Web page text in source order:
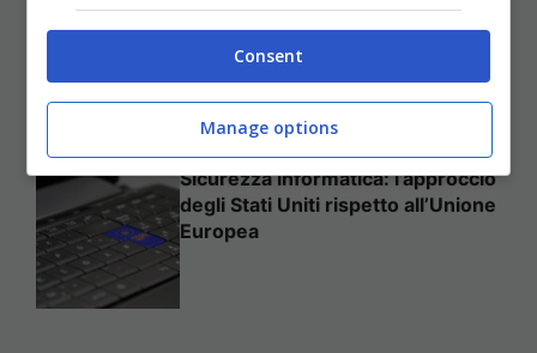
proprio sito web
Sicurezza informatica: l’approccio
degli Stati Uniti rispetto all’Unione
Europea
Consent
Manage options